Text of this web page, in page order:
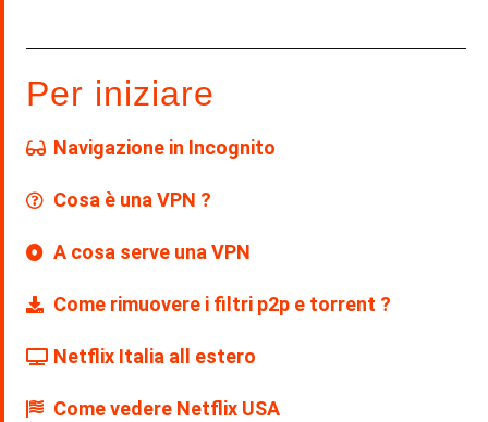
Per iniziare
Navigazione in Incognito
Cosa è una VPN ?
A cosa serve una VPN
Come rimuovere i filtri p2p e torrent ?
Netflix Italia all estero
Come vedere Netflix USA